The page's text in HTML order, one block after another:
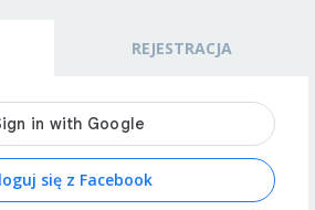
REJESTRACJA
się z Facebook